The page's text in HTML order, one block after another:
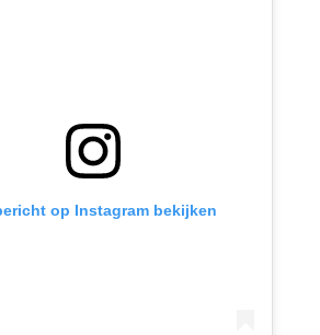
op Instagram bekijken